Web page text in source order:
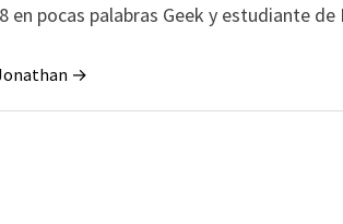
en pocas palabras Geek y estudiante de
→